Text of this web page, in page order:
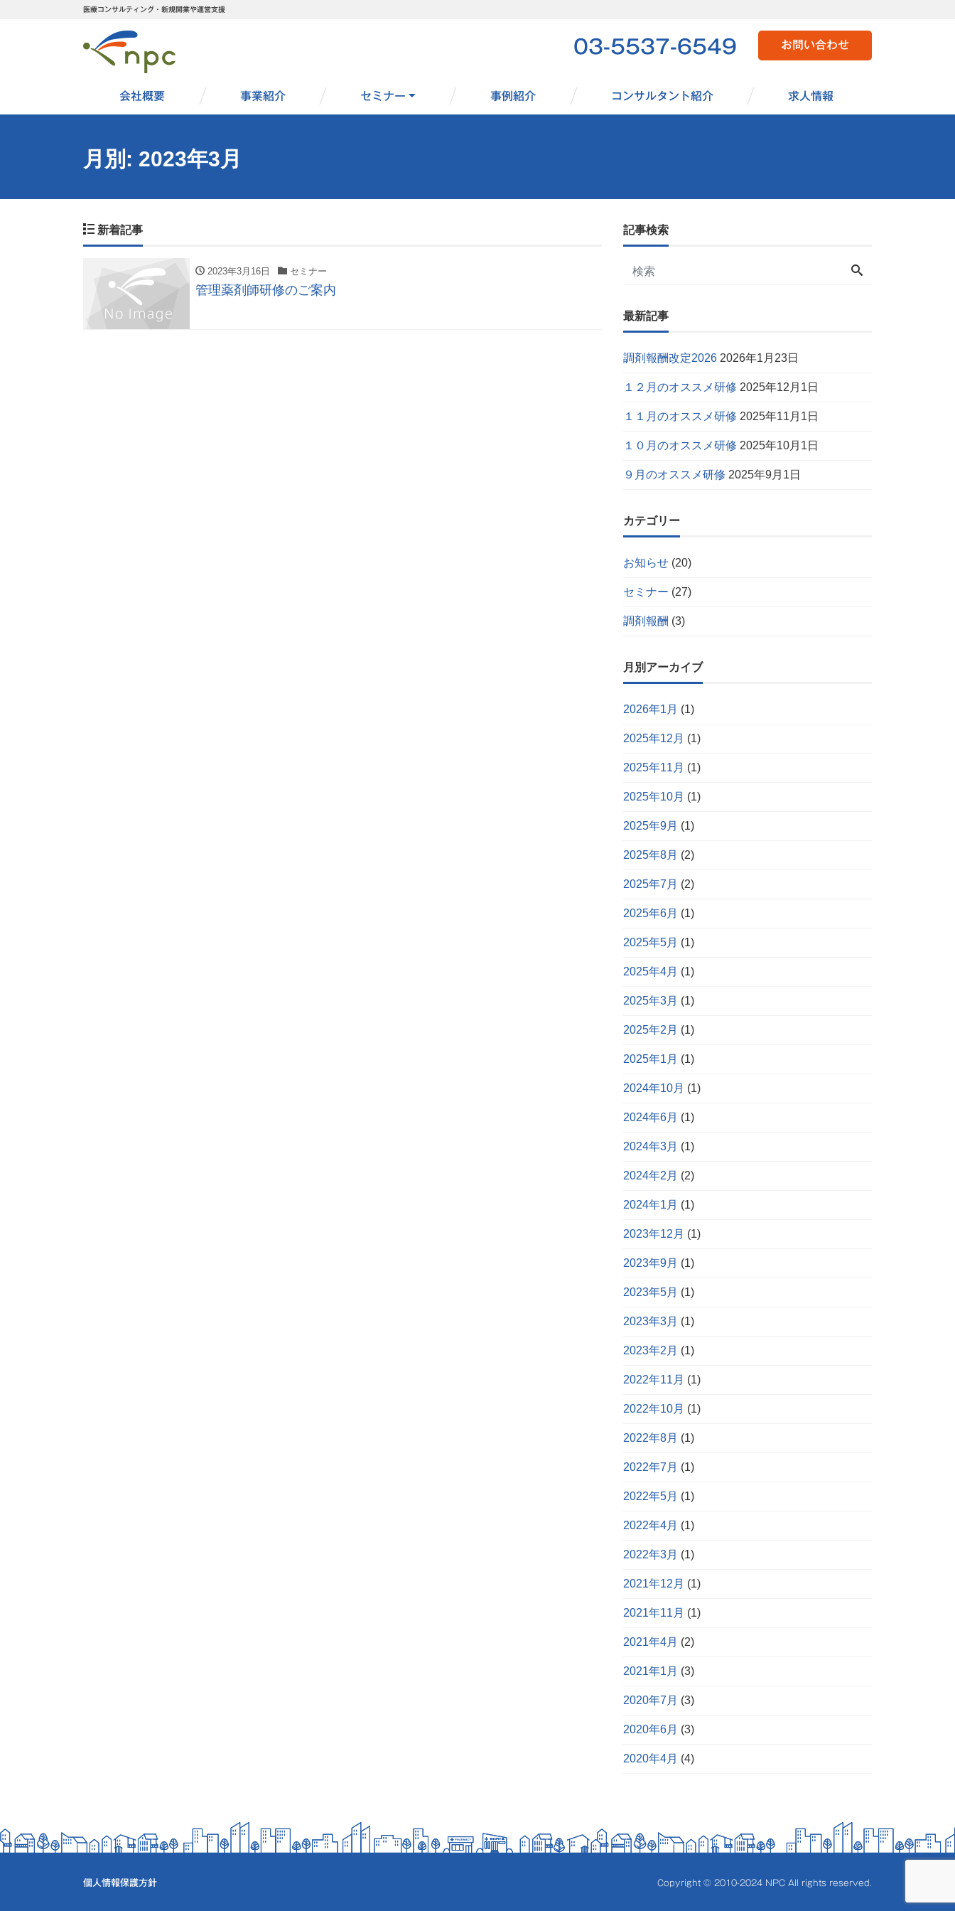
医療コンサルティング・新規開業や運営支援
03-5537-6549 お問い合わせ
会社概要 事業紹介 セミナー 事例紹介 コンサルタント紹介 求人情報
月別: 2023年3月
新着記事
2023年3月16日 セミナー
管理薬剤師研修のご案内
記事検索
最新記事
調剤報酬改定2026 2026年1月23日
１２月のオススメ研修 2025年12月1日
１１月のオススメ研修 2025年11月1日
１０月のオススメ研修 2025年10月1日
９月のオススメ研修 2025年9月1日
カテゴリー
お知らせ (20)
セミナー (27)
調剤報酬 (3)
月別アーカイブ
2026年1月 (1)
2025年12月 (1)
2025年11月 (1)
2025年10月 (1)
2025年9月 (1)
2025年8月 (2)
2025年7月 (2)
2025年6月 (1)
2025年5月 (1)
2025年4月 (1)
2025年3月 (1)
2025年2月 (1)
2025年1月 (1)
2024年10月 (1)
2024年6月 (1)
2024年3月 (1)
2024年2月 (2)
2024年1月 (1)
2023年12月 (1)
2023年9月 (1)
2023年5月 (1)
2023年3月 (1)
2023年2月 (1)
2022年11月 (1)
2022年10月 (1)
2022年8月 (1)
2022年7月 (1)
2022年5月 (1)
2022年4月 (1)
2022年3月 (1)
2021年12月 (1)
2021年11月 (1)
2021年4月 (2)
2021年1月 (3)
2020年7月 (3)
2020年6月 (3)
2020年4月 (4)
個人情報保護方針 Copyright © 2010-2024 NPC All rights reserved.